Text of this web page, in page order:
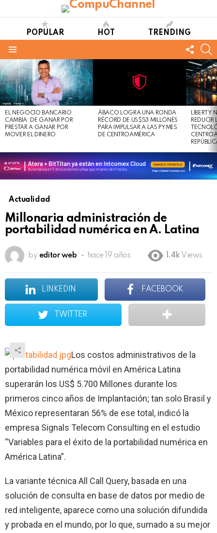
POPULAR HOT TRENDING
US
LATEST
STORIES
EL NEGOCIO BANCARIO
CAMBIA: DE GANAR POR
PRESTAR A GANAR POR
MOVER EL DINERO
Safe
For
Work
view
this
post
ÁBACO LOGRA UNA RONDA
RÉCORD DE US$53 MILLONES
PARA IMPULSAR A LAS PYMES
DE CENTROAMÉRICA
LIBERTY
REDUCIR
Actualidad
Millonaria administración de
portabilidad numérica en A. Latina
by editor web hace 19 años 1.4k Views
LINKEDIN FACEBOOK
TWITTER
Los costos administrativos de la
portabilidad numérica móvil en América Latina
superarán los US$ 5.700 Millones durante los
primeros cinco años de Implantación; tan solo Brasil y
México representaran 56% de ese total, indicó la
empresa Signals Telecom Consulting en el estudio
“Variables para el éxito de la portabilidad numérica en
América Latina”.
La variante técnica All Call Query, basada en una
solución de consulta en base de datos por medio de
red inteligente, aparece como una solución difundida
y probada en el mundo, por lo que, sumado a su mejor